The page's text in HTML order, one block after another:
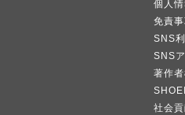
個人
免責
SNS
SNS
著作
社会